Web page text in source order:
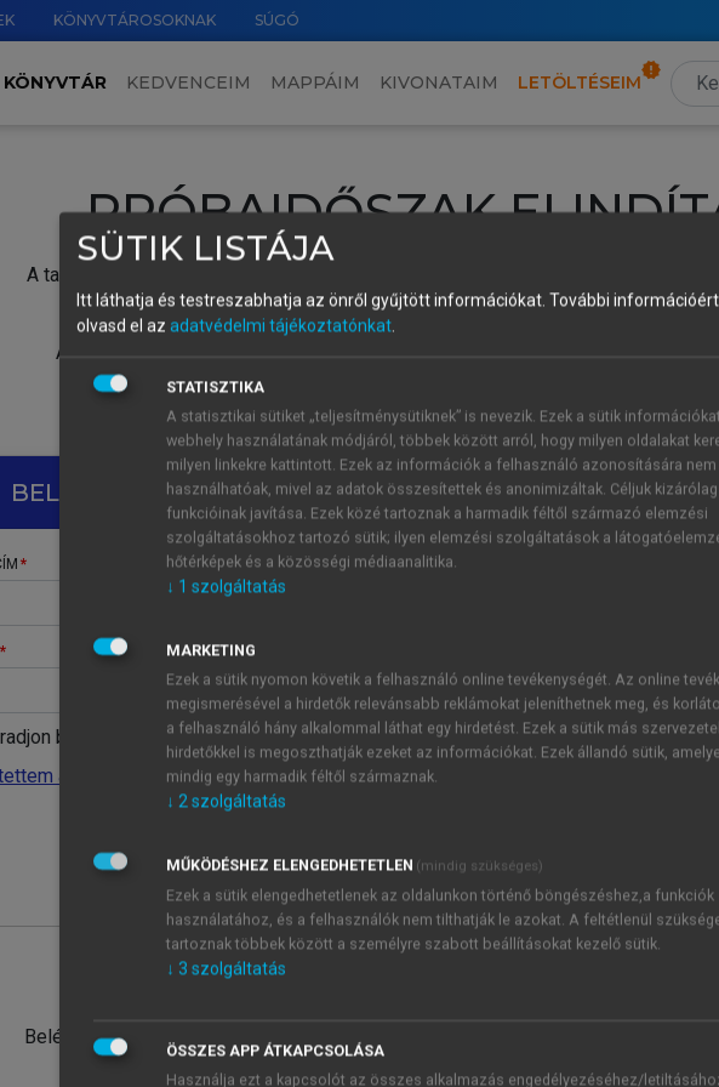
KÖNYVTÁROSOKNAK SÚGÓ
KÖNYVTÁR KEDVENCEIM MAPPÁIM KIVONATAIM LETÖLTÉSEIM
PRÓBAIDŐSZAK
A tartalom megtekintéséhez lépj be a saját fiókoddal, iskolai azonosítóddal vagy
Új felhasználóként1 óra díjmentes hozzáférésrevagy
A próbaidőszak elindításához,
vagy hozz
A regisztráció után a
BELÉPÉS SAJÁT FIÓKKAL
belépve
a jelszavamat
Belépés intézményi azonosítóval
ÚJ FIÓK
1 óra
JELSZÓ
Kérek értesítést a MeRSZ
Kérek értesítést az
SÜTIK LISTÁJA
Itt láthatja és testreszabhatja az önről gyűjtött információkat. További
olvasd el az adatvédelmi tájékoztatónkat.
STATISZTIKA
A statisztikai sütiket „teljesítménysütiknek” is nevezik. Ezek a sütik
webhely használatának módjáról, többek között arról, hogy milyen oldalakat
milyen linkekre kattintott. Ezek az információk a felhasználó azonosítására nem
használhatóak, mivel az adatok összesítettek és anonimizáltak. Céljuk
funkcióinak javítása. Ezek közé tartoznak a harmadik féltől származó elemzési
szolgáltatásokhoz tartozó sütik; ilyen elemzési szolgáltatások a
hőtérképek és a közösségi médiaanalitika.
↓ 1 szolgáltatás
MARKETING
Ezek a sütik nyomon követik a felhasználó online tevékenységét. Az online
megismerésével a hirdetők relevánsabb reklámokat jeleníthetnek meg, és
a felhasználó hány alkalommal láthat egy hirdetést. Ezek a sütik más
hirdetőkkel is megoszthatják ezeket az információkat. Ezek állandó sütik,
mindig egy harmadik féltől származnak.
↓ 2szolgáltatás
MŰKÖDÉSHEZ ELENGEDHETETLEN (mindig szükséges)
Ezek a sütik elengedhetetlenek az oldalunkon történő böngészéshez,a funkciók
használatához, és a felhasználók nem tilthatják le azokat. A feltétlenül
tartoznak többek között a személyre szabott beállításokat kezelő sütik.
↓ 3 szolgáltatás
ÖSSZES APP ÁTKAPCSOLÁSA
Használja ezt a kapcsolót az összes alkalmazás engedélyezéséhez/